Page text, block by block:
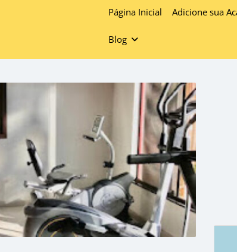
Página Inicial Adicione sua
Blog